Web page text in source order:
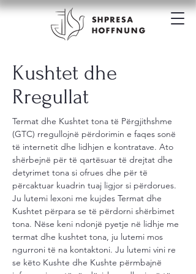
Kushtet dhe
Rregullat
Termat dhe Kushtet tona të Përgjithshme
(GTC) rregullojnë përdorimin e faqes sonë
të internetit dhe lidhjen e kontratave. Ato
shërbejnë për të qartësuar të drejtat dhe
detyrimet tona si ofrues dhe për të
përcaktuar kuadrin tuaj ligjor si përdorues.
Ju lutemi lexoni me kujdes Termat dhe
Kushtet përpara se të përdorni shërbimet
tona. Nëse keni ndonjë pyetje në lidhje me
termat dhe kushtet tona, ju lutemi mos
ngurroni të na kontaktoni. Ju lutemi vini re
se këto Kushte dhe Kushte përmbajnë